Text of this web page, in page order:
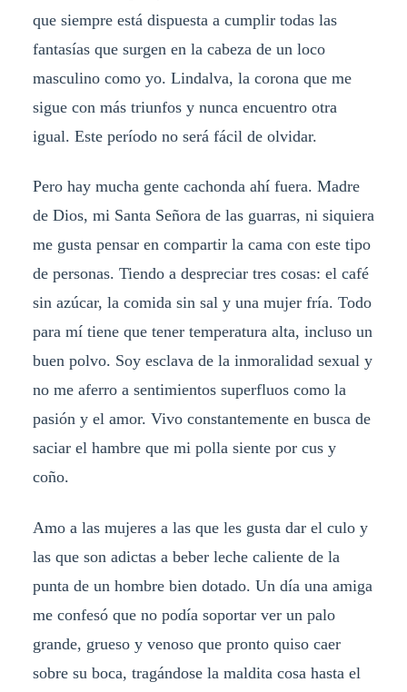
que siempre está dispuesta a cumplir todas las
fantasías que surgen en la cabeza de un loco
masculino como yo. Lindalva, la corona que me
sigue con más triunfos y nunca encuentro otra
igual. Este período no será fácil de olvidar.
Pero hay mucha gente cachonda ahí fuera. Madre
de Dios, mi Santa Señora de las guarras, ni siquiera
me gusta pensar en compartir la cama con este tipo
de personas. Tiendo a despreciar tres cosas: el café
sin azúcar, la comida sin sal y una mujer fría. Todo
para mí tiene que tener temperatura alta, incluso un
buen polvo. Soy esclava de la inmoralidad sexual y
no me aferro a sentimientos superfluos como la
pasión y el amor. Vivo constantemente en busca de
saciar el hambre que mi polla siente por cus y
coño.
Amo a las mujeres a las que les gusta dar el culo y
las que son adictas a beber leche caliente de la
punta de un hombre bien dotado. Un día una amiga
me confesó que no podía soportar ver un palo
grande, grueso y venoso que pronto quiso caer
sobre su boca, tragándose la maldita cosa hasta el